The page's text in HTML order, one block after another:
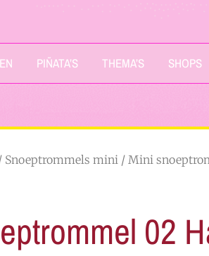
PIÑATA’S THEMA’S SHOPS
Snoeptrommels mini / Mini
02